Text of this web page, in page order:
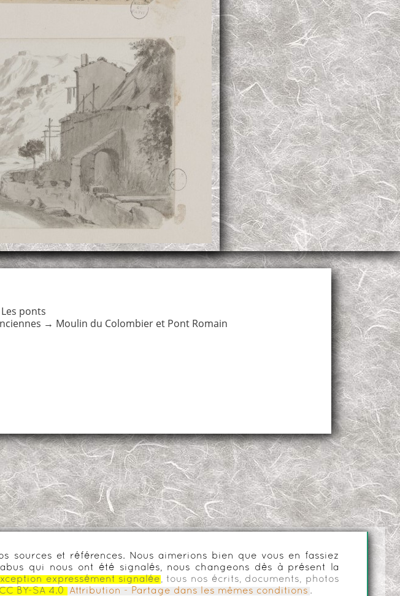
Les ponts
→ Moulin du Colombier et Pont Romain
sources et références. Nous aimerions bien que vous en fassiez
qui nous ont été signalés, nous changeons dès à présent la
expressément signalée , tous nos écrits, documents, photos
CC BY-SA 4.0 Attribution - Partage dans les mêmes conditions .